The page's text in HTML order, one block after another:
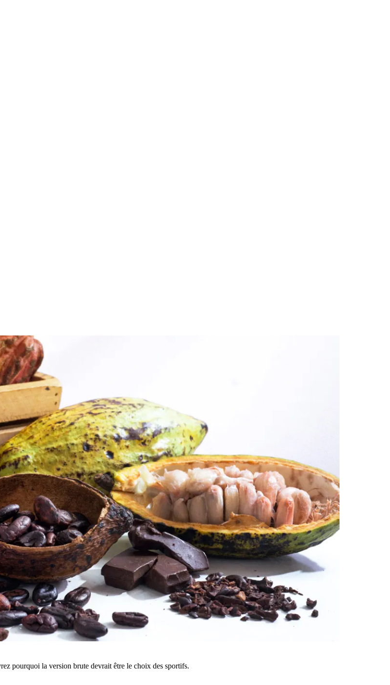
pourquoi la version brute devrait être le choix des sportifs.